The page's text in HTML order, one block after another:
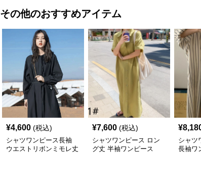
その他のおすすめアイテム
¥4,600 (税込)
シャツワンピース長袖
ウエストリボンミモレ丈
¥7,600 (税込)
シャツワンピース ロン
グ丈 半袖ワンピース
¥
シャツ
長袖ワ